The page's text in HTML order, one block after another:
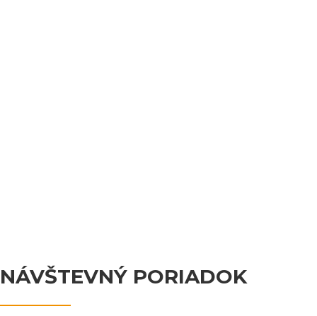
NÁVŠTEVNÝ PORIADOK